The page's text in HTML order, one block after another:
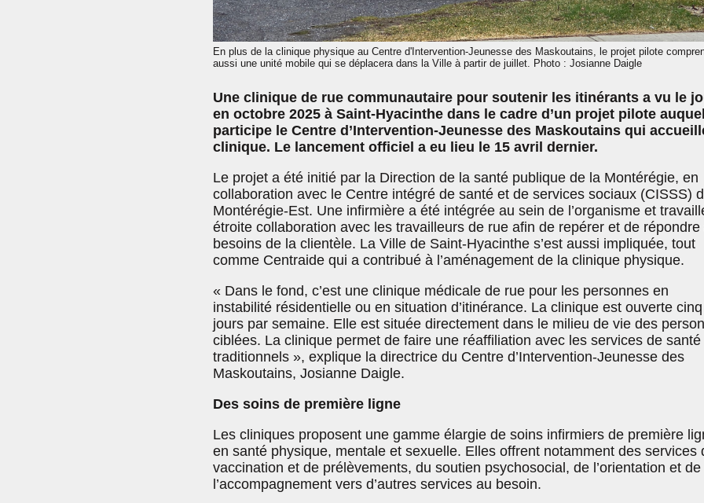
En plus de la clinique physique au Centre d'Intervention-Jeunesse des Maskoutains, le projet pilote
aussi une unité mobile qui se déplacera dans la Ville à partir de juillet. Photo : Josianne Daigle
Une clinique de rue communautaire pour soutenir les itinérants a vu le
en octobre 2025 à Saint-Hyacinthe dans le cadre d’un projet pilote auquel
participe le Centre d’Intervention-Jeunesse des Maskoutains qui
clinique. Le lancement officiel a eu lieu le 15 avril dernier.
Le projet a été initié par la Direction de la santé publique de la Montérégie, en
collaboration avec le Centre intégré de santé et de services sociaux (CISSS)
Montérégie-Est. Une infirmière a été intégrée au sein de l’organisme et
étroite collaboration avec les travailleurs de rue afin de repérer et de répondre
besoins de la clientèle. La Ville de Saint-Hyacinthe s’est aussi impliquée, tout
comme Centraide qui a contribué à l’aménagement de la clinique physique.
« Dans le fond, c’est une clinique médicale de rue pour les personnes en
instabilité résidentielle ou en situation d’itinérance. La clinique est ouverte cinq
jours par semaine. Elle est située directement dans le milieu de vie des
ciblées. La clinique permet de faire une réaffiliation avec les services de santé
traditionnels », explique la directrice du Centre d’Intervention-Jeunesse des
Maskoutains, Josianne Daigle.
Des soins de première ligne
Les cliniques proposent une gamme élargie de soins infirmiers de première
en santé physique, mentale et sexuelle. Elles offrent notamment des services
vaccination et de prélèvements, du soutien psychosocial, de l’orientation et de
l’accompagnement vers d’autres services au besoin.